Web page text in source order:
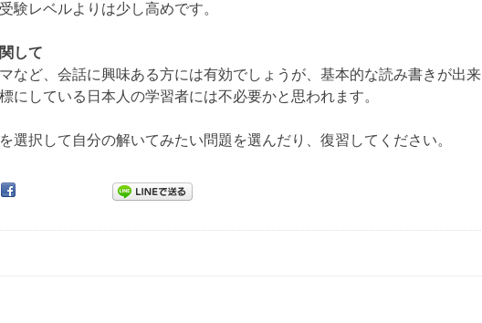
験レベルよりは少し高めです。
して
など、会話に興味ある方には有効でしょうが、基本的な読み書きが出来
にしている日本人の学習者には不必要かと思われます。
選択して自分の解いてみたい問題を選んだり、復習してください。